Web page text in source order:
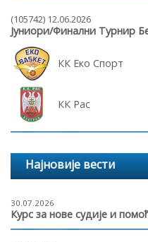
(105742) 12.06.2026
Јуниори/Финални Турнир
КК Еко Спорт
КК Рас
Најновије вести
30.07.2026
Курс за нове судије и